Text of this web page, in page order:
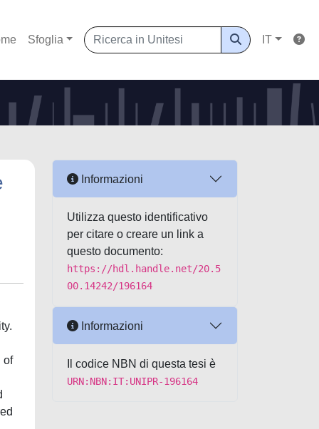
Sfoglia IT
of
Informazioni
Utilizza questo identificativo
per citare o creare un link a
questo documento:
https://hdl.handle.net/20.5
00.14242/196164
Informazioni
Il codice NBN di questa tesi è
URN:NBN:IT:UNIPR-196164